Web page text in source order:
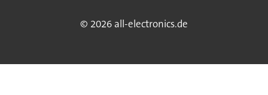
© 2026 all-electronics.de